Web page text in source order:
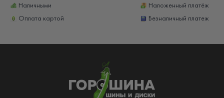
Наличными
Наложенный платёж
Оплата картой
Безналичный платеж